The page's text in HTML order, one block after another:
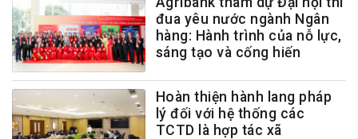
đua yêu nước ngành Ngân
hàng: Hành trình của nỗ lực,
sáng tạo và cống hiến
Hoàn thiện hành lang pháp
lý đối với hệ thống các
TCTD là hợp tác xã